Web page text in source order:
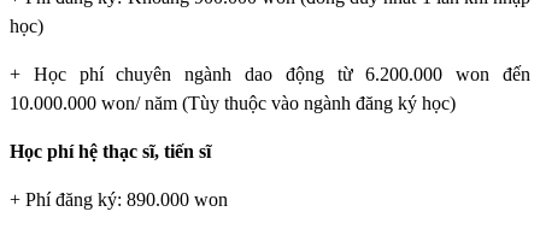
học)
+ Học phí chuyên ngành dao động từ 6.200.000 won đến
10.000.000 won/ năm (Tùy thuộc vào ngành đăng ký học)
Học phí hệ thạc sĩ, tiến sĩ
+ Phí đăng ký: 890.000 won